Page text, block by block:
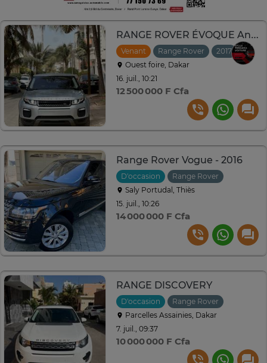
RANGE ROVER ÉVOQUE Année : 2017
Venant Range Rover 2017
Ouest foire, Dakar
16. juil., 10:21
12 500 000 F Cfa
Range Rover Vogue - 2016
D'occasion Range Rover
Saly Portudal, Thiès
15. juil., 10:26
14 000 000 F Cfa
RANGE DISCOVERY
D'occasion Range Rover
Parcelles Assainies, Dakar
7. juil., 09:37
10 000 000 F Cfa